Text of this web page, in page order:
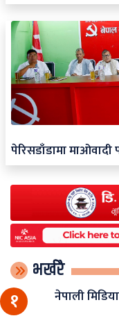
पेरिसडाँडामा
भर्खरै
१ नेपाली